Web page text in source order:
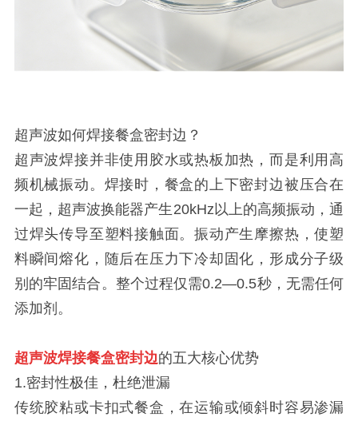
超声波如何焊接餐盒密封边？
超声波焊接并非使用胶水或热板加热，而是利用高
频机械振动。焊接时，餐盒的上下密封边被压合在
一起，超声波换能器产生20kHz以上的高频振动，通
过焊头传导至塑料接触面。振动产生摩擦热，使塑
料瞬间熔化，随后在压力下冷却固化，形成分子级
别的牢固结合。整个过程仅需0.2—0.5秒，无需任何
添加剂。
超声波焊接餐盒密封边的五大核心优势
1.密封性极佳，杜绝泄漏
传统胶粘或卡扣式餐盒，在运输或倾斜时容易渗漏